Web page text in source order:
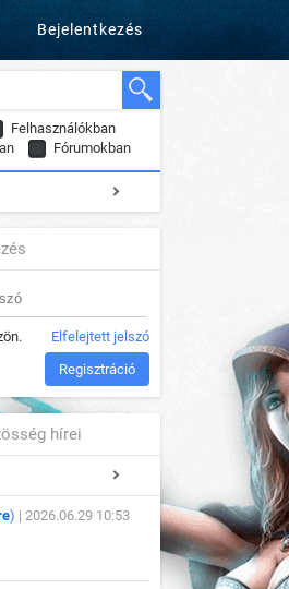
Bejelentkezés
Felhasználókban
Fórumokban
Elfelejtett jelszó
Regisztráció
hírei
) | 2026.06.29 10:53